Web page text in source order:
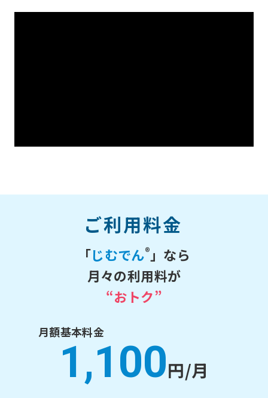
ご利用料金
「じむでん® 」なら
月々の利用料が
“おトク”
月額基本料金
1,100円/月